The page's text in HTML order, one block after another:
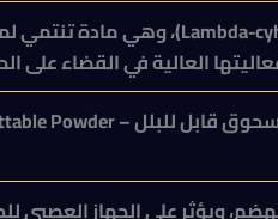
Lambda-)، وهي مادة تنتمي
العالية في القضاء على
قابل للبلل –Powder
ويؤثر على الجهاز العصبي